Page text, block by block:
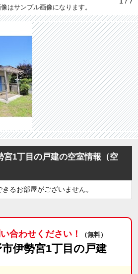
はサンプル画像になります。
宮1丁目の戸建の空室情報（空
るお部屋がございません。
合わせください！ （無料）
伊勢宮1丁目の戸建